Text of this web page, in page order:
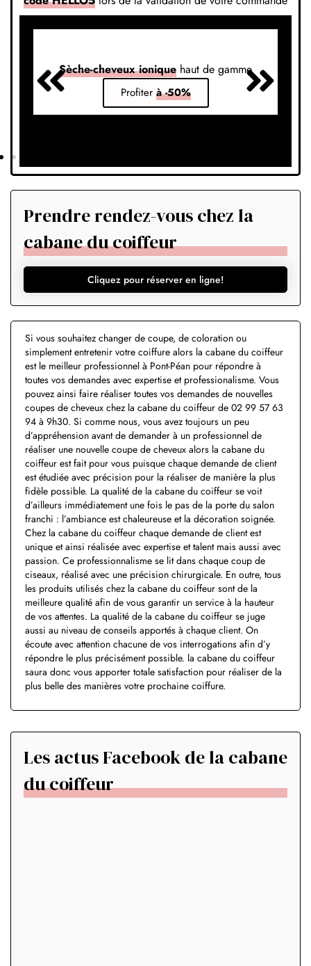
Sèche-cheveux ionique haut de gamme
Profiter à -50%
Prendre rendez-vous chez la
cabane du coiffeur
Cliquez pour réserver en ligne!
Si vous souhaitez changer de coupe, de coloration ou
simplement entretenir votre coiffure alors la cabane du coiffeur
est le meilleur professionnel à Pont-Péan pour répondre à
toutes vos demandes avec expertise et professionalisme. Vous
pouvez ainsi faire réaliser toutes vos demandes de nouvelles
coupes de cheveux chez la cabane du coiffeur de 02 99 57 63
94 à 9h30. Si comme nous, vous avez toujours un peu
d’appréhension avant de demander à un professionnel de
réaliser une nouvelle coupe de cheveux alors la cabane du
coiffeur est fait pour vous puisque chaque demande de client
est étudiée avec précision pour la réaliser de manière la plus
fidèle possible. La qualité de la cabane du coiffeur se voit
d’ailleurs immédiatement une fois le pas de la porte du salon
franchi : l’ambiance est chaleureuse et la décoration soignée.
Chez la cabane du coiffeur chaque demande de client est
unique et ainsi réalisée avec expertise et talent mais aussi avec
passion. Ce professionnalisme se lit dans chaque coup de
ciseaux, réalisé avec une précision chirurgicale. En outre, tous
les produits utilisés chez la cabane du coiffeur sont de la
meilleure qualité afin de vous garantir un service à la hauteur
de vos attentes. La qualité de la cabane du coiffeur se juge
aussi au niveau de conseils apportés à chaque client. On
écoute avec attention chacune de vos interrogations afin d’y
répondre le plus précisément possible. la cabane du coiffeur
saura donc vous apporter totale satisfaction pour réaliser de la
plus belle des manières votre prochaine coiffure.
Les actus Facebook de la cabane
du coiffeur